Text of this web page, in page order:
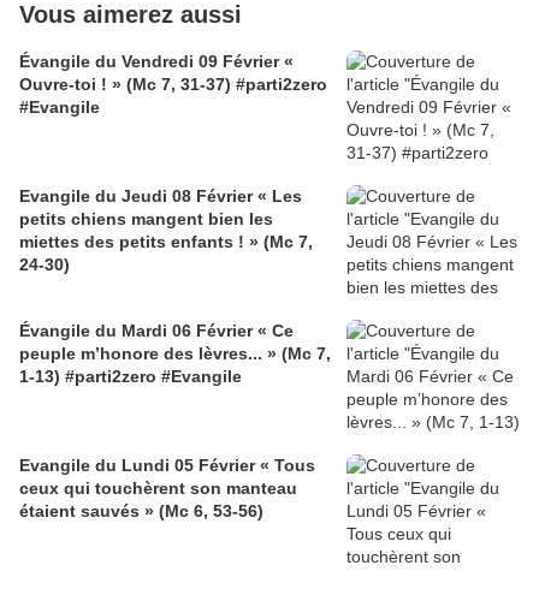
Vous aimerez aussi
Évangile du Vendredi 09 Février «
Ouvre-toi ! » (Mc 7, 31-37) #parti2zero
#Evangile
Evangile du Jeudi 08 Février « Les
petits chiens mangent bien les
miettes des petits enfants ! » (Mc 7,
24-30)
Évangile du Mardi 06 Février « Ce
peuple m’honore des lèvres... » (Mc 7,
1-13) #parti2zero #Evangile
Evangile du Lundi 05 Février « Tous
ceux qui touchèrent son manteau
étaient sauvés » (Mc 6, 53-56)